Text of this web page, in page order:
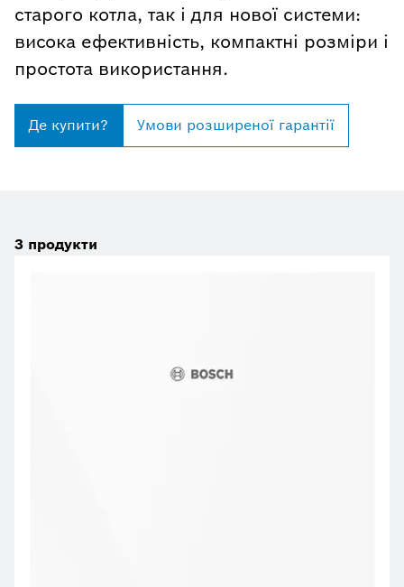
старого котла, так і для нової системи:
висока ефективність, компактні розміри і
простота використання.
Де купити? Умови розширеної гарантії
3 продукти